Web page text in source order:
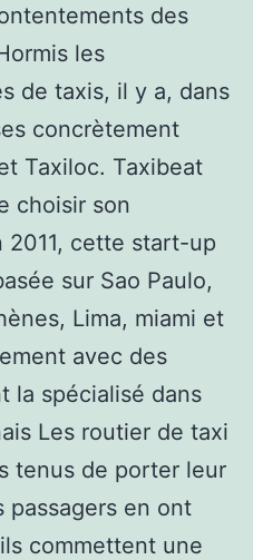
des
les
de taxis, il y a, dans
concrètement
Taxiloc. Taxibeat
choisir son
2011, cette start-up
sur Sao Paulo,
Lima, miami et
avec des
la spécialisé dans
Les routier de taxi
tenus de porter leur
passagers en ont
commettent une